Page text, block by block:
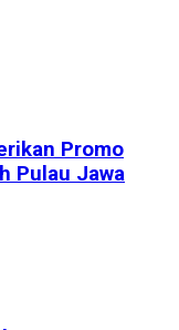
Promo
Pulau Jawa